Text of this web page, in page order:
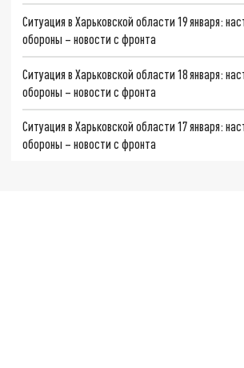
Ситуация в Харьковской области 19 января:
обороны – новости с фронта
Ситуация в Харьковской области 18 января:
обороны – новости с фронта
Ситуация в Харьковской области 17 января:
обороны – новости с фронта